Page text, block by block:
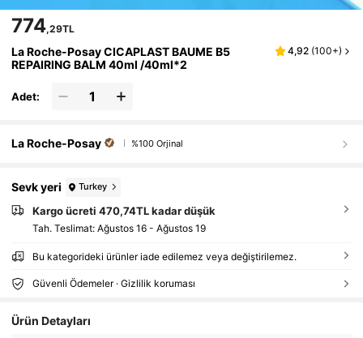
774,29TL
La Roche-Posay CICAPLAST BAUME B5
REPAIRING BALM 40ml /40ml*2
4,92 (100+)
Adet:
La Roche-Posay %100 Orjinal
Sevk yeri Turkey
Kargo ücreti 470,74TL kadar düşük
Tah. Teslimat: Ağustos 16 - Ağustos 19
Bu kategorideki ürünler iade edilemez veya değiştirilemez.
Güvenli Ödemeler · Gizlilik koruması
Ürün Detayları